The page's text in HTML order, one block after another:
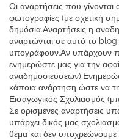
Οι αναρτήσεις που γίνονται
φωτογραφίες (με σχετική
δημόσια.Αναρτήσεις η
αναρτώνται σε αυτό το
υπογράφουν.Αν υπάρχουν
ενημερώστε μας για την
κάποια ανάρτηση ώστε να
Εισαγωγικός Σχολιασμός
Σε ορισμένες αναρτήσεις
υπάρχει δικός μας
θέμα και δεν υποχρεώνουμε